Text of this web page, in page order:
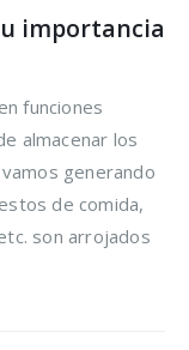
importancia
funciones
almacenar los
generando
de comida,
son arrojados